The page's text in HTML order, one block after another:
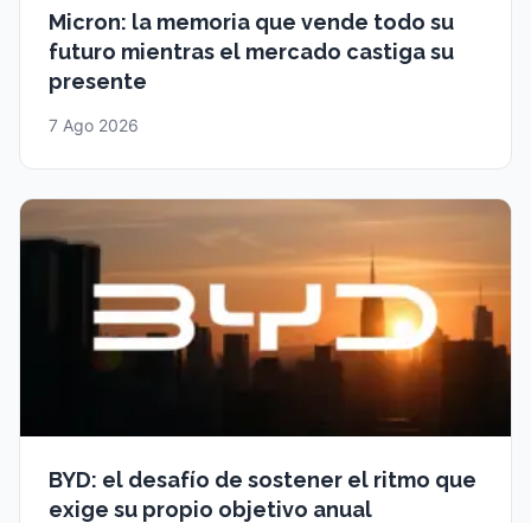
Micron: la memoria que vende todo su
futuro mientras el mercado castiga su
presente
7 Ago 2026
BYD: el desafío de sostener el ritmo que
exige su propio objetivo anual